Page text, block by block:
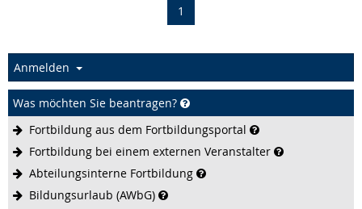
1
Anmelden
Was möchten Sie beantragen?
Fortbildung aus dem Fortbildungsportal
Fortbildung bei einem externen Veranstalter
Abteilungsinterne Fortbildung
Bildungsurlaub (AWbG)